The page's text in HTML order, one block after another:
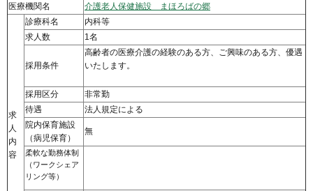
医療機関名 介護老人保健施設 まほろばの郷
求
人
内
容
診療科名
内科等
求人数
1名
採用条件
高齢者の医療介護の経験のある方、ご興味のある方、優遇
いたします。
採用区分
非常勤
待遇
法人規定による
院内保育施設
（病児保育）
無
柔軟な勤務体制
（ワークシェア
リング等）